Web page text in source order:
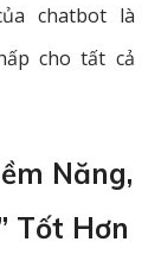
chatbot là
cho tất cả
Năng,
Tốt Hơn